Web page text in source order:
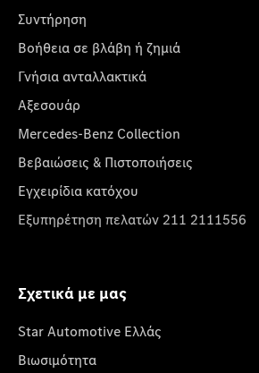
Συντήρηση
Βοήθεια σε βλάβη ή ζημιά
Γνήσια ανταλλακτικά
Αξεσουάρ
Mercedes-Benz Collection
Βεβαιώσεις & Πιστοποιήσεις
Εγχειρίδια κατόχου
Εξυπηρέτηση πελατών 211 2111556
Σχετικά με μας
Star Automotive Ελλάς
Βιωσιμότητα